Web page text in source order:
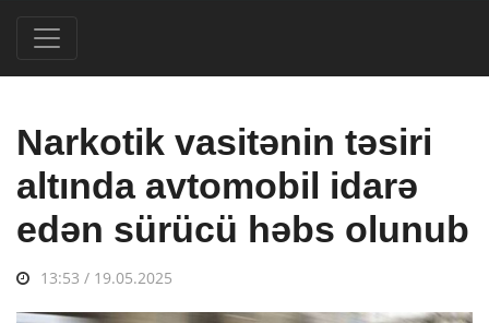
Narkotik vasitənin təsiri
altında avtomobil idarə
edən sürücü həbs olunub
13:53 / 19.05.2025